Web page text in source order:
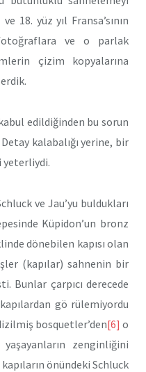
18. yüz yıl Fransa’sının
ve o parlak
çizim kopyalarına
edildiğinden bu sorun
kalabalığı yerine, bir
yeterliydi.
ve Jau’yu buldukları
Küpidon’un bronz
dönebilen kapısı olan
(kapılar) sahnenin bir
Bunlar çarpıcı derecede
gö rülemiyordu
bosquetler’den[6] o
zenginliğini
önündeki Schluck